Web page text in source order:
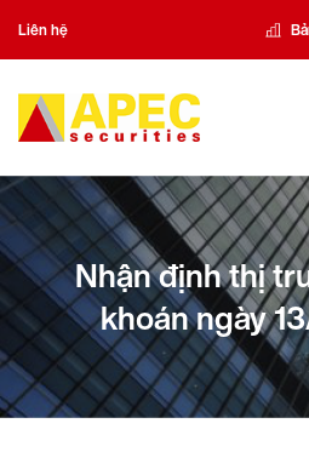
Liên hệ
Nhận định thị
khoán ngày